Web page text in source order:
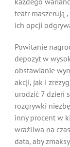
teatr maszerują
ich opcji
Powitanie
depozyt w
obstawianie
akcji, jak i
urodzić 7 dzień
rozgrywki
inny procent w
wrażliwa na
data, aby